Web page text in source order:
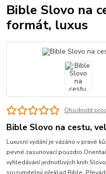
Bible Slovo na
formát, luxus
Ohodnotit
Bible Slovo na cestu,
Luxusní vydání je vázáno v pravé
pevné zasunovací
vyhledávání jednotlivých